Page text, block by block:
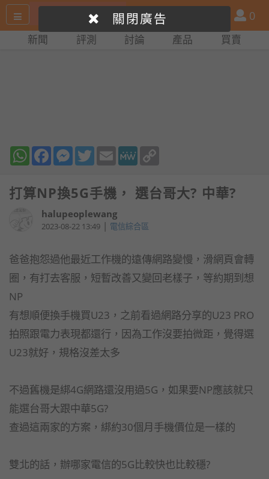
尋
產
品
比
會
員
0
新聞 評測 討論 產品 買賣
WhatsAppFacebookMessenger
TwitterEmail MeWe
打算NP換5G手機， 選台哥大? 中華?
halupeoplewang
2023-08-22 13:49 | 電信綜合區
爸爸抱怨過他最近工作機的遠傳網路變慢，滑網頁會轉
圈， 有打去客服，短暫改善又變回老樣子，等約期到想
NP
有想順便換手機買U23，之前看過網路分享的U23 PRO
拍照跟電力表現都還行，因為工作沒要拍微距， 覺得選
U23就好，規格沒差太多
不過舊機是綁4G網路還沒用過5G， 如果要NP應該就只
能選台哥大跟中華5G?
查過這兩家的方案，綁約30個月手機價位是一樣的
雙北的話，辦哪家電信的5G比較快也比較穩?
關閉廣告